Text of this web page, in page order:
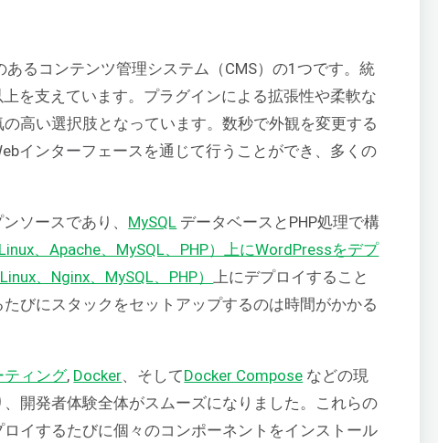
あるコンテンツ管理システム（CMS）の1つです。統
上を支えています。プラグインによる拡張性や柔軟な
高い選択肢となっています。数秒で外観を変更する
インターフェースを通じて行うことができ、多くの
ソースであり、 MySQL データベースとPHP処理で構
、Apache、MySQL、PHP）上にWordPressをデプ
、Nginx、MySQL、PHP）
上にデプロイすること
びにスタックをセットアップするのは時間がかかる
ティング, Docker、そしてDocker Compose などの現
開発者体験全体がスムーズになりました。これらの
イするたびに個々のコンポーネントをインストール